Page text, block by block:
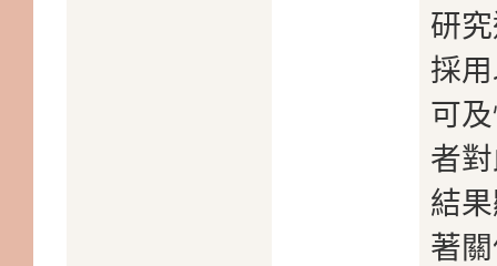
研
採
可
者
結
著